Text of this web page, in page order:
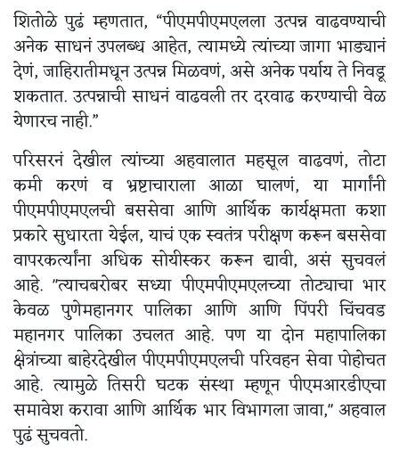
शितोळे पुढं म्हणतात, “पीएमपीएमएलला उत्पन्न वाढवण्याची
अनेक साधनं उपलब्ध आहेत, त्यामध्ये त्यांच्या जागा भाड्यानं
देणं, जाहिरातीमधून उत्पन्न मिळवणं, असे अनेक पर्याय ते निवडू
शकतात. उत्पन्नाची साधनं वाढवली तर दरवाढ करण्याची वेळ
येणारच नाही.”
परिसरनं देखील त्यांच्या अहवालात महसूल वाढवणं, तोटा
कमी करणं व भ्रष्टाचाराला आळा घालणं, या मार्गांनी
पीएमपीएमएलची बससेवा आणि आर्थिक कार्यक्षमता कशा
प्रकारे सुधारता येईल, याचं एक स्वतंत्र परीक्षण करून बससेवा
वापरकर्त्यांना अधिक सोयीस्कर करून द्यावी, असं सुचवलं
आहे. "त्याचबरोबर सध्या पीएमपीएमएलच्या तोट्याचा भार
केवळ पुणेमहानगर पालिका आणि आणि पिंपरी चिंचवड
महानगर पालिका उचलत आहे. पण या दोन महापालिका
क्षेत्रांच्या बाहेरदेखील पीएमपीएमएलची परिवहन सेवा पोहोचत
आहे. त्यामुळे तिसरी घटक संस्था म्हणून पीएमआरडीएचा
समावेश करावा आणि आर्थिक भार विभागला जावा," अहवाल
पुढं सुचवतो.